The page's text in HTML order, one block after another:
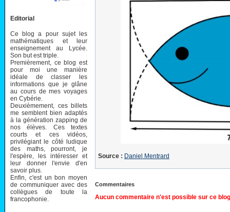
Editorial
Ce blog a pour sujet les
mathématiques et leur
enseignement au Lycée.
Son but est triple.
Premièrement, ce blog est
pour moi une manière
idéale de classer les
informations que je glâne
au cours de mes voyages
en Cybérie.
Deuxièmement, ces billets
me semblent bien adaptés
à la génération zapping de
nos élèves. Ces textes
courts et ces vidéos,
privilégiant le côté ludique
des maths, pourront, je
l'espère, les intéresser et
leur donner l'envie d'en
savoir plus.
Enfin, c'est un bon moyen
de communiquer avec des
collègues de toute la
francophonie.
Source : Daniel Mentrard
Commentaires
Aucun commentaire n'est possible sur ce